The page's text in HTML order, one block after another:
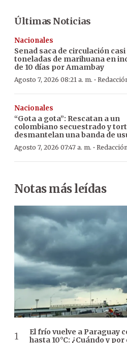
Últimas Noticias
Nacionales
Senad saca de circulación casi
toneladas de marihuana en
de 10 días por Amambay
Agosto 7, 2026 08:21 a. m. ·
Nacionales
“Gota a gota”: Rescatan a un
colombiano secuestrado y
desmantelan una banda de
Agosto 7, 2026 07:47 a. m. ·
Notas más leídas
El frío vuelve a Paraguay
hasta 10°C: ¿Cuándo y